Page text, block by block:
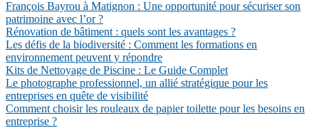
François Bayrou à Matignon : Une opportunité pour sécuriser son
patrimoine avec l’or ?
Rénovation de bâtiment : quels sont les avantages ?
Les défis de la biodiversité : Comment les formations en
environnement peuvent y répondre
Kits de Nettoyage de Piscine : Le Guide Complet
Le photographe professionnel, un allié stratégique pour les
entreprises en quête de visibilité
Comment choisir les rouleaux de papier toilette pour les besoins en
entreprise ?